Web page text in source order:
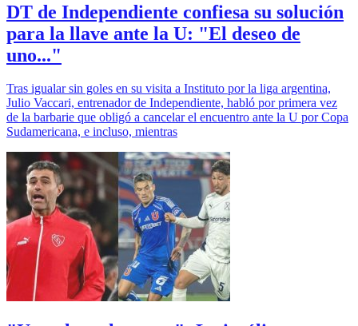
DT de Independiente confiesa su solución
para la llave ante la U: "El deseo de
uno..."
Tras igualar sin goles en su visita a Instituto por la liga argentina,
Julio Vaccari, entrenador de Independiente, habló por primera vez
de la barbarie que obligó a cancelar el encuentro ante la U por Copa
Sudamericana, e incluso, mientras